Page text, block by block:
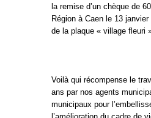
la remise d’un chèque de
Région à Caen le 13
de la plaque « village fleuri
Voilà qui récompense le
ans par nos agents
municipaux pour